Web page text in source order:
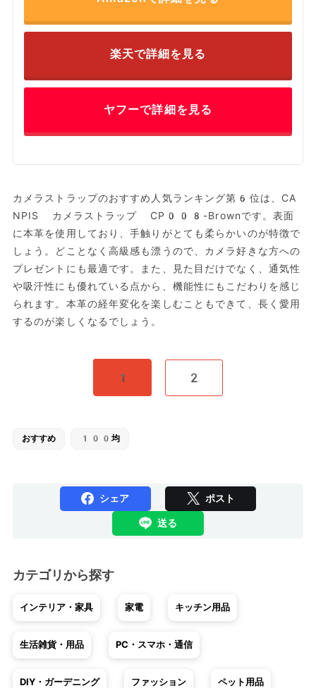
楽天で詳細を見る
ヤフーで詳細を見る
カメラストラップのおすすめ人気ランキング第6位は、CA
NPIS カメラストラップ CP008-Brownです。表面
に本革を使用しており、手触りがとても柔らかいのが特徴で
しょう。どことなく高級感も漂うので、カメラ好きな方への
プレゼントにも最適です。また、見た目だけでなく、通気性
や吸汗性にも優れている点から、機能性にもこだわりを感じ
られます。本革の経年変化を楽しむこともできて、長く愛用
するのが楽しくなるでしょう。
1 2
おすすめ 100均
シェア ポスト
送る
カテゴリから探す
インテリア・家具 家電 キッチン用品
生活雑貨・用品 PC・スマホ・通信
DIY・ガーデニング ファッション ペット用品